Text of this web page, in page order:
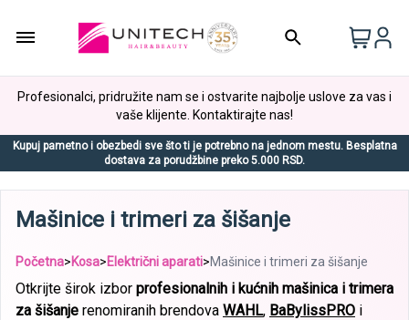
Profesionalci, pridružite nam se i ostvarite najbolje uslove za vas i
vaše klijente. Kontaktirajte nas!
Kupuj pametno i obezbedi sve što ti je potrebno na jednom mestu. Besplatna
dostava za porudžbine preko 5.000 RSD.
Mašinice i trimeri za šišanje
Početna>Kosa>Električni aparati>Mašinice i trimeri za šišanje
Otkrijte širok izbor profesionalnih i kućnih mašinica i trimera
za šišanje renomiranih brendova WAHL, BaBylissPRO i